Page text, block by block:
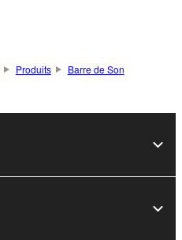
Produits
Barre de Son